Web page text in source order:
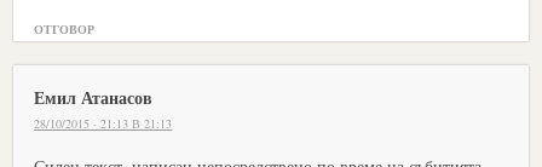
ОТГОВОР
Емил Атанасов
28/10/2015 · 21:13 В 21:13